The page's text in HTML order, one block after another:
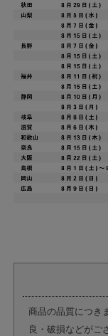
商品の品質につき
良・破損などがご